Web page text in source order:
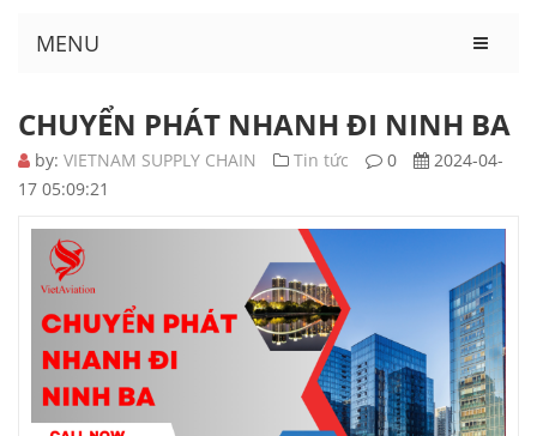
MENU
CHUYỂN PHÁT NHANH ĐI NINH BA
by: VIETNAM SUPPLY CHAIN Tin tức 0
2024-04-
17 05:09:21